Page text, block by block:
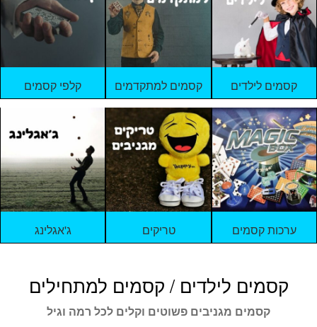
סל קניות
קסמים לילדים קסמים למתקדמים קלפי קסמים
ערכות קסמים טריקים ג'אגלינג
קסמים לילדים / קסמים למתחילים
קסמים מגניבים פשוטים וקלים לכל רמה וגיל